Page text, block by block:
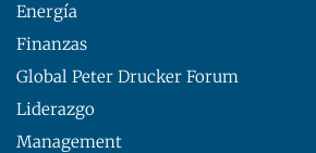
Energía
Finanzas
Global Peter Drucker Forum
Liderazgo
Management